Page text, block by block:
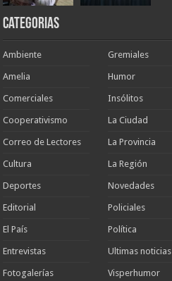
Categorias
Ambiente
Amelia
Comerciales
Cooperativismo
Correo de Lectores
Cultura
Deportes
Editorial
El País
Entrevistas
Fotogalerías
Gremiales
Humor
Insólitos
La Ciudad
La Provincia
La Región
Novedades
Policiales
Política
Ultimas noticias
Visperhumor